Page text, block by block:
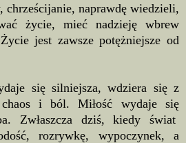
naprawdę wiedzieli,
życie, mieć nadzieję wbrew
jest zawsze potężniejsze od
się silniejsza, wdziera się z
chaos i ból. Miłość wydaje się
Zwłaszcza dziś, kiedy świat
rozrywkę, wypoczynek, a